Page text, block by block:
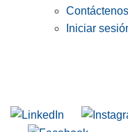
Contáctenos
Iniciar